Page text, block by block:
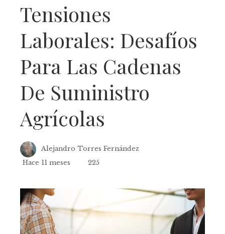
Tensiones
Laborales: Desafíos
Para Las Cadenas
De Suministro
Agrícolas
Alejandro Torres Fernández
Hace 11 meses
225